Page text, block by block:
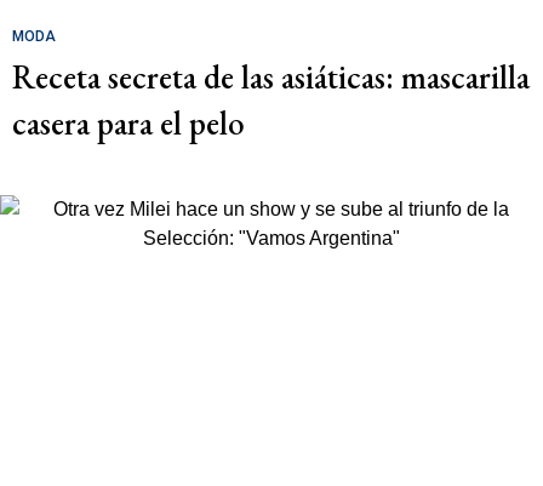
MODA
Receta secreta de las asiáticas: mascarilla
casera para el pelo